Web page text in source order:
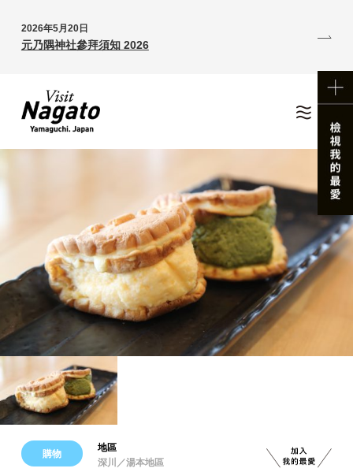
2026年5月20日
元乃隅神社參拜須知 2026
購物
地區
深川／湯本地區